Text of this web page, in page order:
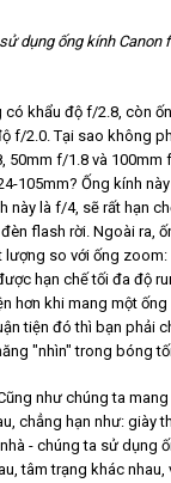
kiếm
dụng ống kính Canon
có khẩu độ f/2.8, còn
f/2.0. Tại sao không
50mm f/1.8 và 100mm
105mm? Ống kính
này là f/4, sẽ rất hạn
flash rời. Ngoài ra,
lượng so với ống
hạn chế tối đa độ
hơn khi mang một ống
tiện đó thì bạn phải
"nhìn" trong bóng
như chúng ta
chẳng hạn như: giày
- chúng ta sử dụng
tâm trạng khác nhau,